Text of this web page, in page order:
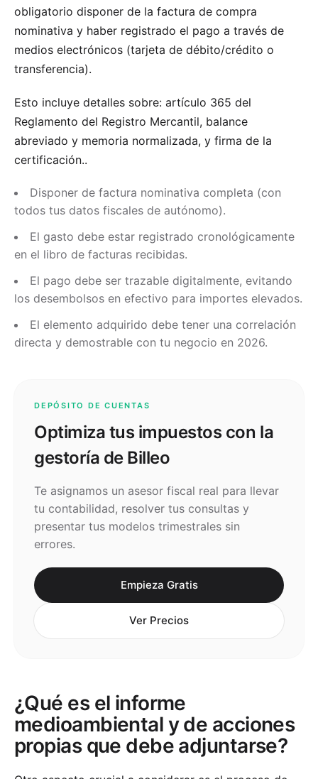
obligatorio disponer de la factura de compra
nominativa y haber registrado el pago a través de
medios electrónicos (tarjeta de débito/crédito o
transferencia).
Esto incluye detalles sobre: artículo 365 del
Reglamento del Registro Mercantil, balance
abreviado y memoria normalizada, y firma de la
certificación..
Disponer de factura nominativa completa (con
todos tus datos fiscales de autónomo).
El gasto debe estar registrado cronológicamente
en el libro de facturas recibidas.
El pago debe ser trazable digitalmente, evitando
los desembolsos en efectivo para importes elevados.
El elemento adquirido debe tener una correlación
directa y demostrable con tu negocio en 2026.
DEPÓSITO DE CUENTAS
Optimiza tus impuestos con la
gestoría de Billeo
Te asignamos un asesor fiscal real para llevar
tu contabilidad, resolver tus consultas y
presentar tus modelos trimestrales sin
errores.
Empieza Gratis
Ver Precios
¿Qué es el informe
medioambiental y de acciones
propias que debe adjuntarse?